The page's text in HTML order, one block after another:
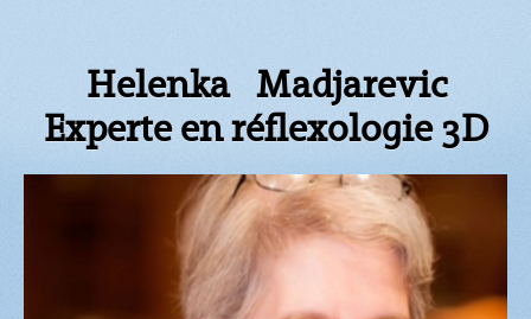
Helenka Madjarevic
Experte en réflexologie 3D